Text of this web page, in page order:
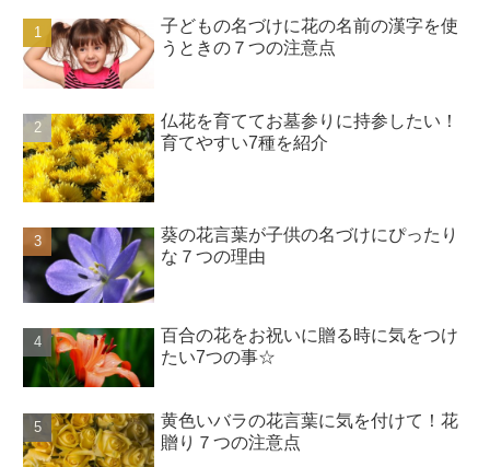
子どもの名づけに花の名前の漢字を使
うときの７つの注意点
仏花を育ててお墓参りに持参したい！
育てやすい7種を紹介
葵の花言葉が子供の名づけにぴったり
な７つの理由
百合の花をお祝いに贈る時に気をつけ
たい7つの事☆
黄色いバラの花言葉に気を付けて！花
贈り７つの注意点